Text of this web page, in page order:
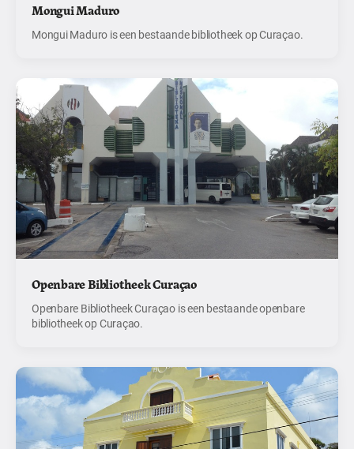
Mongui Maduro
Mongui Maduro is een bestaande bibliotheek op Curaçao.
Openbare Bibliotheek Curaçao
Openbare Bibliotheek Curaçao is een bestaande openbare
bibliotheek op Curaçao.